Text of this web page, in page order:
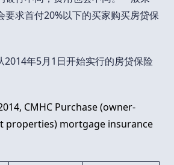
要求首付20%以下的买家购买房贷保
2014年5月1日开始实行的房贷保险
CMHC Purchase (owner-
properties) mortgage insurance